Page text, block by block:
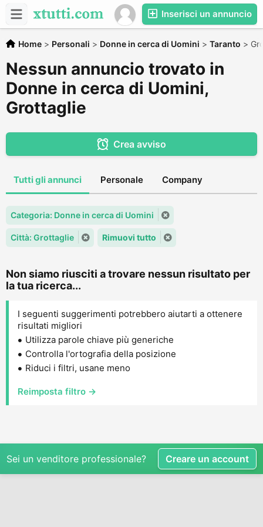
Inserisci un annuncio
Home > Personali > Donne in cerca di Uomini > Taranto >
Nessun annuncio trovato in
Donne in cerca di Uomini,
Grottaglie
Crea avviso
Tutti gli annunci Personale Company
Categoria: Donne in cerca di Uomini
Città: Grottaglie Rimuovi tutto
Non siamo riusciti a trovare nessun risultato per
la tua ricerca...
I seguenti suggerimenti potrebbero aiutarti a ottenere
risultati migliori
Utilizza parole chiave più generiche
Controlla l'ortografia della posizione
Riduci i filtri, usane meno
Reimposta filtro →
Sei un venditore professionale? Creare un account